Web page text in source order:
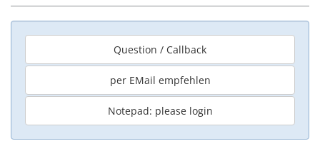
Question / Callback
per EMail empfehlen
Notepad: please login